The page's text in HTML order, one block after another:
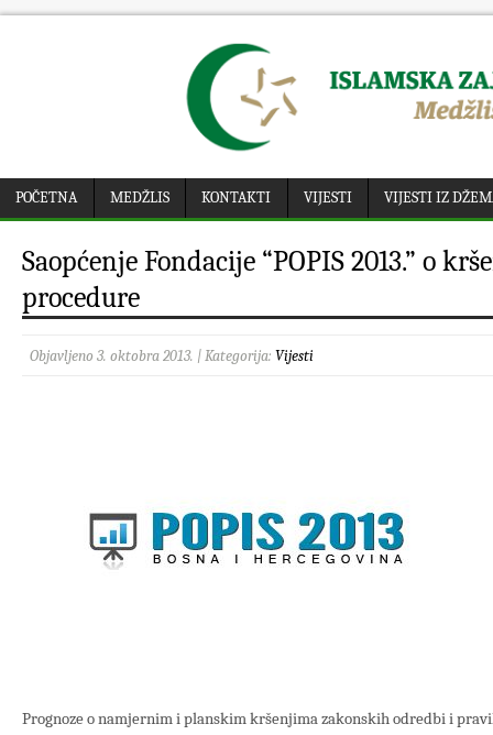
POČETNA MEDŽLIS KONTAKTI VIJESTI VIJESTI IZ
Saopćenje Fondacije “POPIS 2013.” o
procedure
Objavljeno 3. oktobra 2013. | Kategorija: Vijesti
Prognoze o namjernim i planskim kršenjima zakonskih odredbi i